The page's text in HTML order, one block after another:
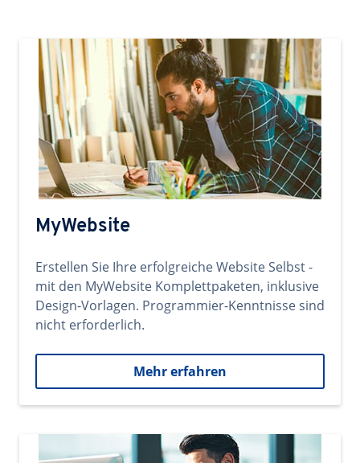
MyWebsite
Erstellen Sie Ihre erfolgreiche Website Selbst -
mit den MyWebsite Komplettpaketen, inklusive
Design-Vorlagen. Programmier-Kenntnisse sind
nicht erforderlich.
Mehr erfahren